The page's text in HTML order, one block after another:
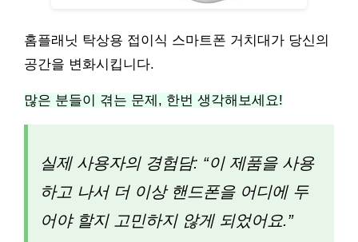
홈플래닛 탁상용 접이식 스마트폰 거치대가 당신의
공간을 변화시킵니다.
많은 분들이 겪는 문제, 한번 생각해보세요!
실제 사용자의 경험담: “이 제품을 사용
하고 나서 더 이상 핸드폰을 어디에 두
어야 할지 고민하지 않게 되었어요.”